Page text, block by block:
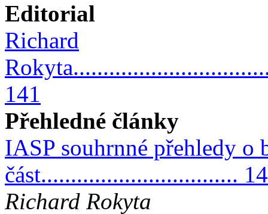
Editorial
Richard
141
Přehledné články
IASP souhrnné přehledy o
část.................................
Richard Rokyta